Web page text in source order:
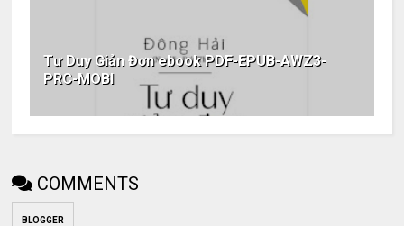
Tư Duy Giản Đơn ebook PDF-EPUB-AWZ3-
PRC-MOBI
COMMENTS
BLOGGER